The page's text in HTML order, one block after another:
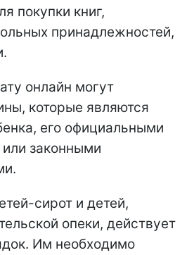
покупки книг,
принадлежностей,
онлайн могут
которые являются
его официальными
законными
сирот и детей,
опеки, действует
Им необходимо